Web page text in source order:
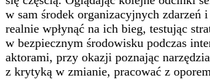
w sam środek organizacyjnych zdarzeń
realnie wpłynąć na ich bieg, testując
w bezpiecznym środowisku podczas
aktorami,​ przy okazji poznając
z krytyką w zmianie, pracować z